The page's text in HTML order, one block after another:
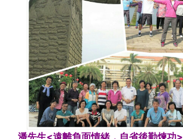
潘先生<遠離負面情緒，自省後勤煉功>